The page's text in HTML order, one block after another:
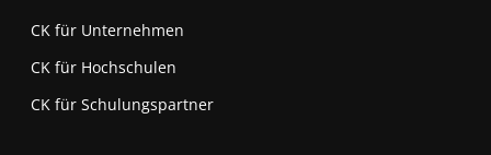
CK für Unternehmen
CK für Hochschulen
CK für Schulungspartner